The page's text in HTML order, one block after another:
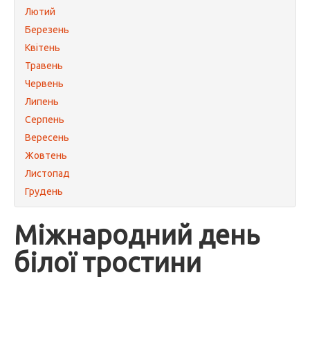
Лютий
Березень
Квітень
Травень
Червень
Липень
Серпень
Вересень
Жовтень
Листопад
Грудень
Міжнародний день
білої тростини